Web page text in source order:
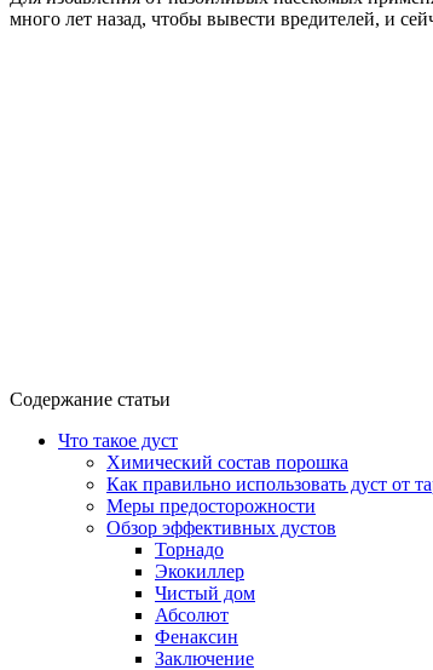
много лет назад, чтобы вывести вредителей, и
Содержание статьи
Что такое дуст
Химический состав порошка
Как правильно использовать дуст от
Меры предосторожности
Обзор эффективных дустов
Торнадо
Экокиллер
Чистый дом
Абсолют
Фенаксин
Заключение